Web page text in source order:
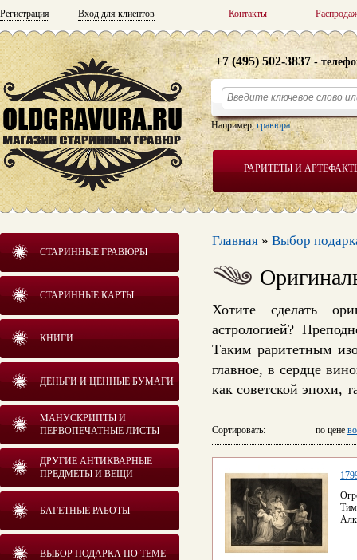
Регистрация Вход для клиентов Контакты
РАРИТЕТЫ И
+7 (495) 502-3837 -
Например,гравюра
СТАРИННЫЕ ГРАВЮРЫ
СТАРИННЫЕ КАРТЫ
КНИГИ
ДЕНЬГИ И ЦЕННЫЕ БУМАГИ
МАНУСКРИПТЫ И
ПЕРВОПЕЧАТНЫЕ ЛИСТЫ
ДРУГИЕ АНТИКВАРНЫЕ
ПРЕДМЕТЫ И ВЕЩИ
БАГЕТНЫЕ РАБОТЫ
ВЫБОР ПОДАРКА ПО ТЕМЕ
Главная » Выбор
Хотите сделать
астрологией?
Таким раритетным
главное, в сердце
как советской эпохи,
Сортировать: по цене